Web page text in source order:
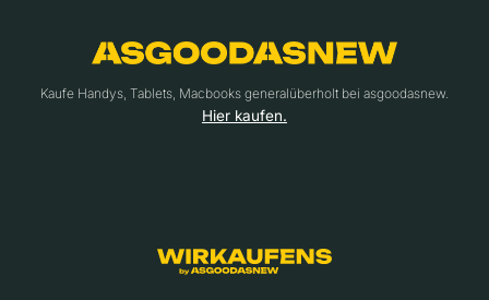
Kaufe Handys, Tablets, Macbooks generalüberholt bei asgoodasnew.
Hier kaufen.